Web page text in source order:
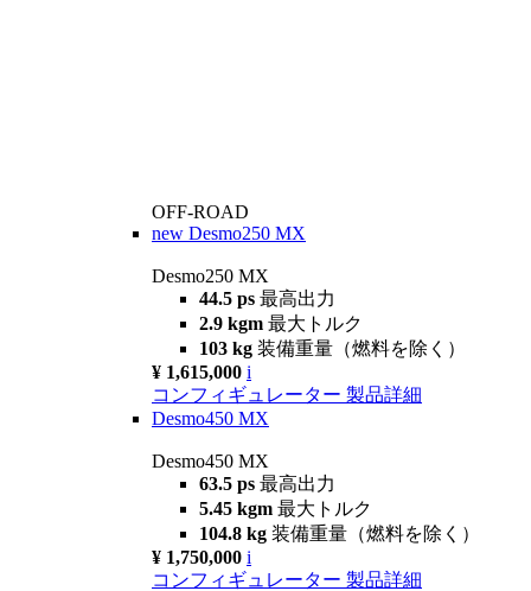
OFF-ROAD
new Desmo250 MX
Desmo250 MX
44.5 ps 最高出力
2.9 kgm 最大トルク
103 kg 装備重量（燃料を除く）
¥ 1,615,000 i
コンフィギュレーター 製品詳細
Desmo450 MX
Desmo450 MX
63.5 ps 最高出力
5.45 kgm 最大トルク
104.8 kg 装備重量（燃料を除く）
¥ 1,750,000 i
コンフィギュレーター 製品詳細